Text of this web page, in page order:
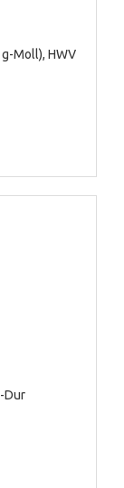
Moll), HWV
Dur